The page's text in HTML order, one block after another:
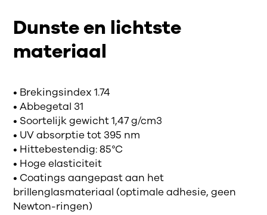
Dunste en lichtste
materiaal
• Brekingsindex 1.74
• Abbegetal 31
• Soortelijk gewicht 1,47 g/cm3
• UV absorptie tot 395 nm
• Hittebestendig: 85°C
• Hoge elasticiteit
• Coatings aangepast aan het
brillenglasmateriaal (optimale adhesie, geen
Newton-ringen)